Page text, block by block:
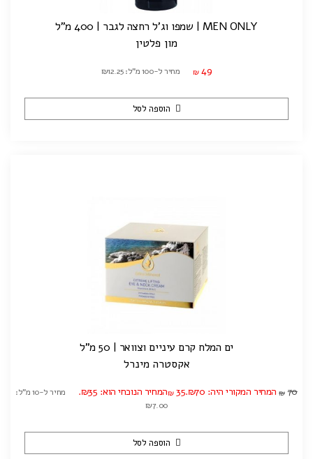
MEN ONLY | שמפו וג'ל רחצה לגבר | 400 מ"ל
מון פלטין
₪ 49 מחיר ל-100 מ"ל: ₪12.25
הוספה לסל
ים המלח קרם עיניים וצוואר | 50 מ"ל
אקסטרה מינרל
₪ 70 המחיר המקורי היה: ₪70. ₪ 35 המחיר הנוכחי הוא: ₪35.
מחיר ל-10 מ"ל:
₪7.00
הוספה לסל